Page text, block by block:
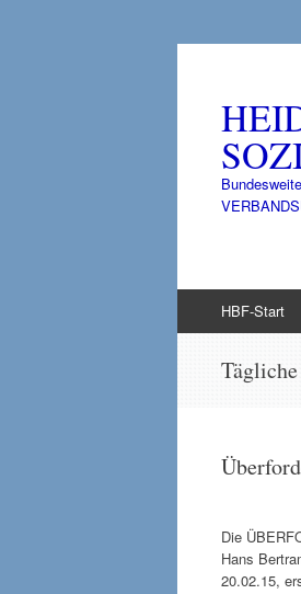
Inhalt
HBF-Start
Die
Hans
20.02.15,